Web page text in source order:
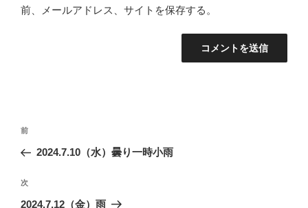
前、メールアドレス、サイトを保存する。
投
ナ
ビ
ゲ
前
の
稿
前
2024.7.10（水）曇り一時小雨
次
の
次
2024.7.12（金）雨